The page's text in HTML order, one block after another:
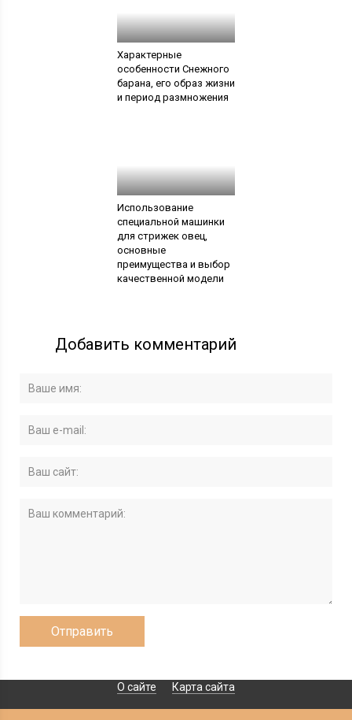
Характерные
особенности Снежного
барана, его образ жизни
и период размножения
Использование
специальной машинки
для стрижек овец,
основные
преимущества и выбор
качественной модели
Добавить комментарий
О сайте Карта сайта